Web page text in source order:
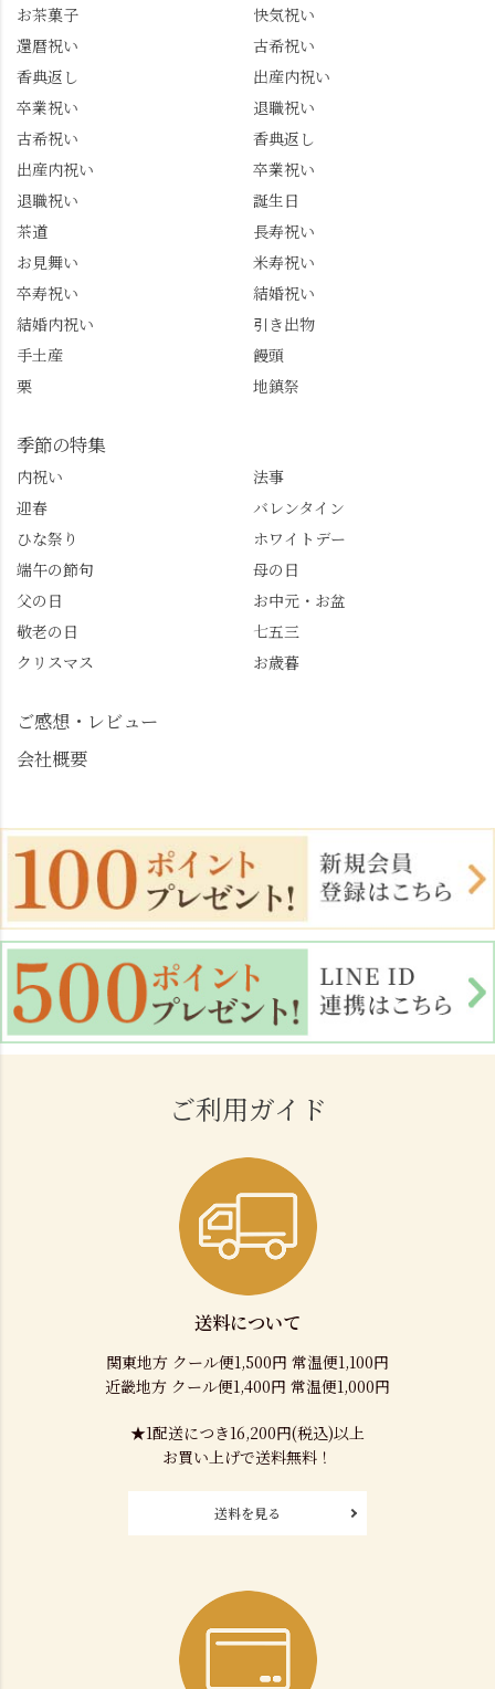
グルメをメインに発
信。お店選びの参考な
どにご利用いただける
の情報を詳しく知りた
い人は、下記アカウン
トもあわせてチェック
@sense_nagaokakyo 長岡
京市観光協会
@nagaokakyo_tourism ふ
@furufuru_nagaokakyo
物価の値上がりが激し
で🎁最後の最後まで"お
もてなし"の心を教えて
いただきました。 プロ
ドライバーならではの
情、お客様を飽きさせ
ない語り口…。楽しみ
ながら学びっぱなしの
のガイド活動にしっか
り活かしていきます💪
西山、ほんまにええと
こです。次はあなたを
🚕✨ #京都西山旅感 #京
都西山 #おもてなしタク
こごろ #勝持寺 #正法寺
#善峯寺 #あじさい #あ
じさい供養 #遊龍の松 #
清竹 #なかの邸 #小倉山
荘 #京都観光 #西京区 #
大原野
お茶菓子
快気祝い
還暦祝い
古希祝い
香典返し
出産内祝い
卒業祝い
退職祝い
古希祝い
香典返し
出産内祝い
卒業祝い
退職祝い
誕生日
茶道
長寿祝い
お見舞い
米寿祝い
卒寿祝い
結婚祝い
結婚内祝い
引き出物
手土産
饅頭
栗
地鎮祭
季節の特集
内祝い
法事
迎春
バレンタイン
ひな祭り
ホワイトデー
端午の節句
母の日
父の日
お中元・お盆
敬老の日
七五三
クリスマス
お歳暮
ご感想・レビュー
会社概要
ご利用ガイド
送料について
関東地方 クール便1,500円 常温便1,100円
近畿地方 クール便1,400円 常温便1,000円
★1配送につき16,200円(税込)以上
お買い上げで送料無料！
送料を見る